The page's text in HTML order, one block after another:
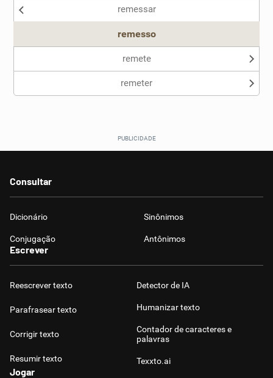
Sinônimos
remessar
remesso
remete
remeter
Consultar
Dicionário Sinônimos
Conjugação Antônimos
Escrever
Reescrever texto
Parafrasear texto
Corrigir texto
Resumir texto
Detector de IA
Humanizar texto
Contador de caracteres e
palavras
Texxto.ai
Jogar